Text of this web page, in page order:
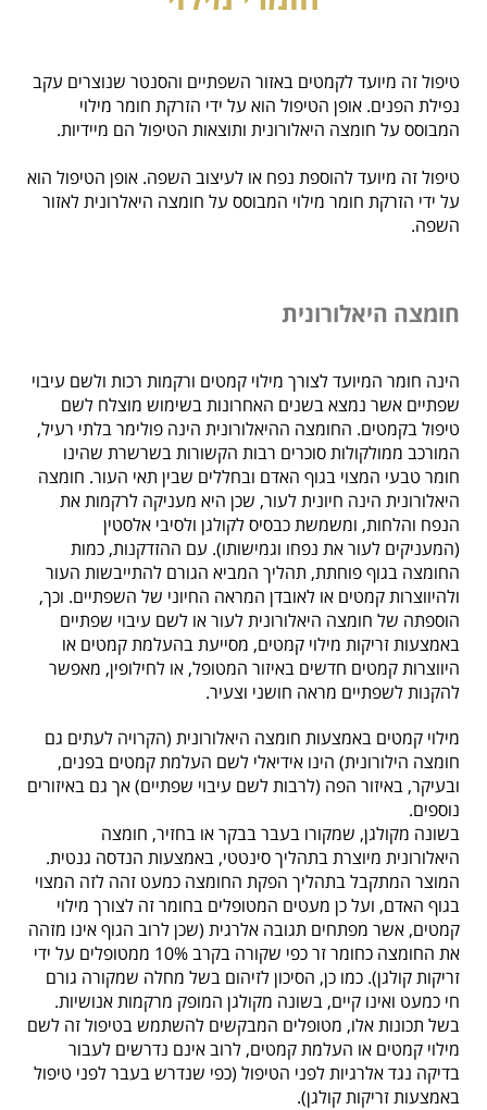
טיפול זה מיועד לקמטים באזור השפתיים והסנטר שנוצרים עקב
נפילת הפנים. אופן הטיפול הוא על ידי הזרקת חומר מילוי
המבוסס על חומצה היאלורונית ותוצאות הטיפול הם מיידיות.
טיפול זה מיועד להוספת נפח או לעיצוב השפה. אופן הטיפול הוא
על ידי הזרקת חומר מילוי המבוסס על חומצה היאלרונית לאזור
השפה.
חומצה היאלורונית
הינה חומר המיועד לצורך מילוי קמטים ורקמות רכות ולשם עיבוי
שפתיים אשר נמצא בשנים האחרונות בשימוש מוצלח לשם
טיפול בקמטים. החומצה ההיאלורונית הינה פולימר בלתי רעיל,
המורכב ממולקולות סוכרים רבות הקשורות בשרשרת שהינו
חומר טבעי המצוי בגוף האדם ובחללים שבין תאי העור. חומצה
היאלורונית הינה חיונית לעור, שכן היא מעניקה לרקמות את
הנפח והלחות, ומשמשת כבסיס לקולגן ולסיבי אלסטין
(המעניקים לעור את נפחו וגמישותו). עם ההזדקנות, כמות
החומצה בגוף פוחתת, תהליך המביא הגורם להתייבשות העור
ולהיווצרות קמטים או לאובדן המראה החיוני של השפתיים. וכך,
הוספתה של חומצה היאלורונית לעור או לשם עיבוי שפתיים
באמצעות זריקות מילוי קמטים, מסייעת בהעלמת קמטים או
היווצרות קמטים חדשים באיזור המטופל, או לחילופין, מאפשר
להקנות לשפתיים מראה חושני וצעיר.
מילוי קמטים באמצעות חומצה היאלורונית (הקרויה לעתים גם
חומצה הילורונית) הינו אידיאלי לשם העלמת קמטים בפנים,
ובעיקר, באיזור הפה (לרבות לשם עיבוי שפתיים) אך גם באיזורים
נוספים.
בשונה מקולגן, שמקורו בעבר בבקר או בחזיר, חומצה
היאלורונית מיוצרת בתהליך סינטטי, באמצעות הנדסה גנטית.
המוצר המתקבל בתהליך הפקת החומצה כמעט זהה לזה המצוי
בגוף האדם, ועל כן מעטים המטופלים בחומר זה לצורך מילוי
קמטים, אשר מפתחים תגובה אלרגית (שכן לרוב הגוף אינו מזהה
את החומצה כחומר זר כפי שקורה בקרב 10% ממטופלים על ידי
זריקות קולגן). כמו כן, הסיכון לזיהום בשל מחלה שמקורה גורם
חי כמעט ואינו קיים, בשונה מקולגן המופק מרקמות אנושיות.
בשל תכונות אלו, מטופלים המבקשים להשתמש בטיפול זה לשם
מילוי קמטים או העלמת קמטים, לרוב אינם נדרשים לעבור
בדיקה נגד אלרגיות לפני הטיפול (כפי שנדרש בעבר לפני טיפול
באמצעות זריקות קולגן).